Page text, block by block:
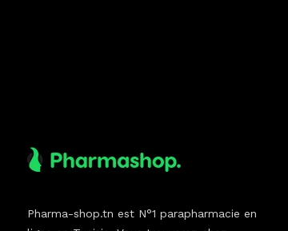
Pharma-shop.tn est N°1 parapharmacie en